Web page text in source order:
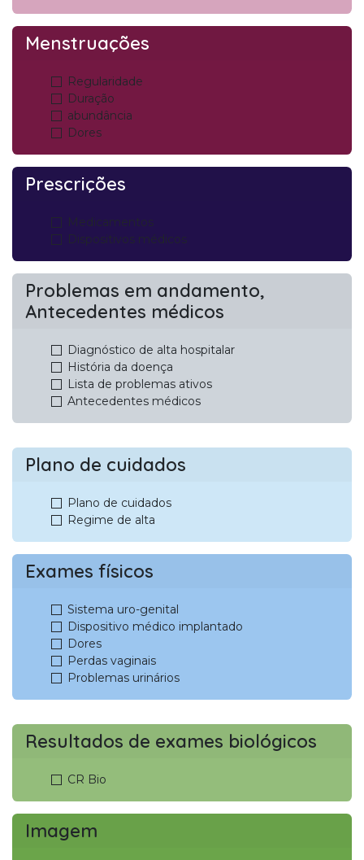
Menstruações
Regularidade
Duração
abundância
Dores
Prescrições
Medicamentos
Dispositivos médicos
Problemas em andamento,
Antecedentes médicos
Diagnóstico de alta hospitalar
História da doença
Lista de problemas ativos
Antecedentes médicos
Plano de cuidados
Plano de cuidados
Regime de alta
Exames físicos
Sistema uro-genital
Dispositivo médico implantado
Dores
Perdas vaginais
Problemas urinários
Resultados de exames biológicos
CR Bio
Imagem